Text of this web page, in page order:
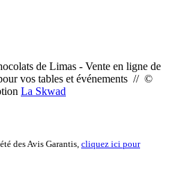
de Limas - Vente en ligne de
vos tables et événements // ©
La Skwad
des Avis Garantis, cliquez ici pour